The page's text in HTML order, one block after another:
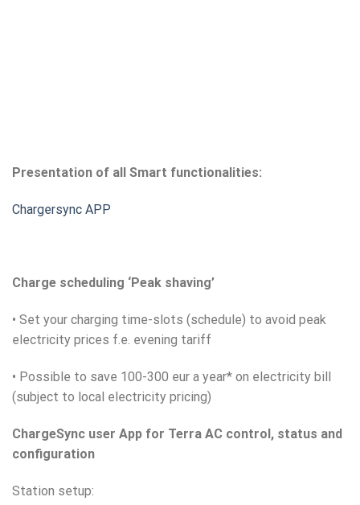
Presentation of all Smart functionalities:
Chargersync APP
Charge scheduling ‘Peak shaving’
• Set your charging time-slots (schedule) to avoid peak
electricity prices f.e. evening tariff
• Possible to save 100-300 eur a year* on electricity bill
(subject to local electricity pricing)
ChargeSync user App for Terra AC control, status and
configuration
Station setup: